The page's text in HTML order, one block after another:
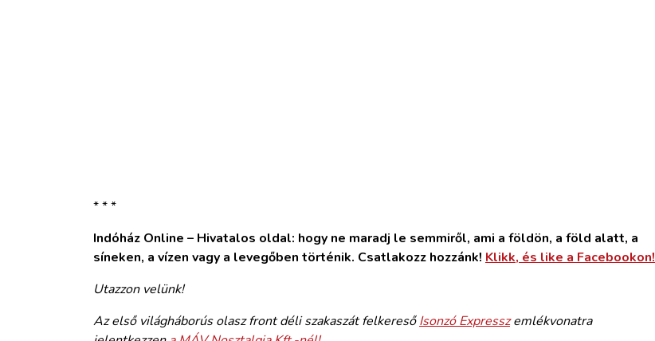
* * *
Indóház Online – Hivatalos oldal: hogy ne maradj le semmiről, ami a földön, a föld alatt, a
síneken, a vízen vagy a levegőben történik. Csatlakozz hozzánk! Klikk, és like a Facebookon!
Utazzon velünk!
Az első világháborús olasz front déli szakaszát felkeresőIsonzó Expresszemlékvonatra